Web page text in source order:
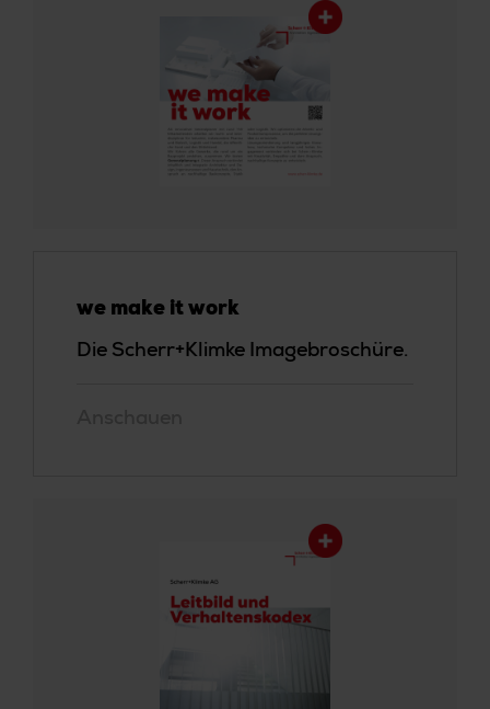
we make it work
Die Scherr+Klimke Imagebroschüre.